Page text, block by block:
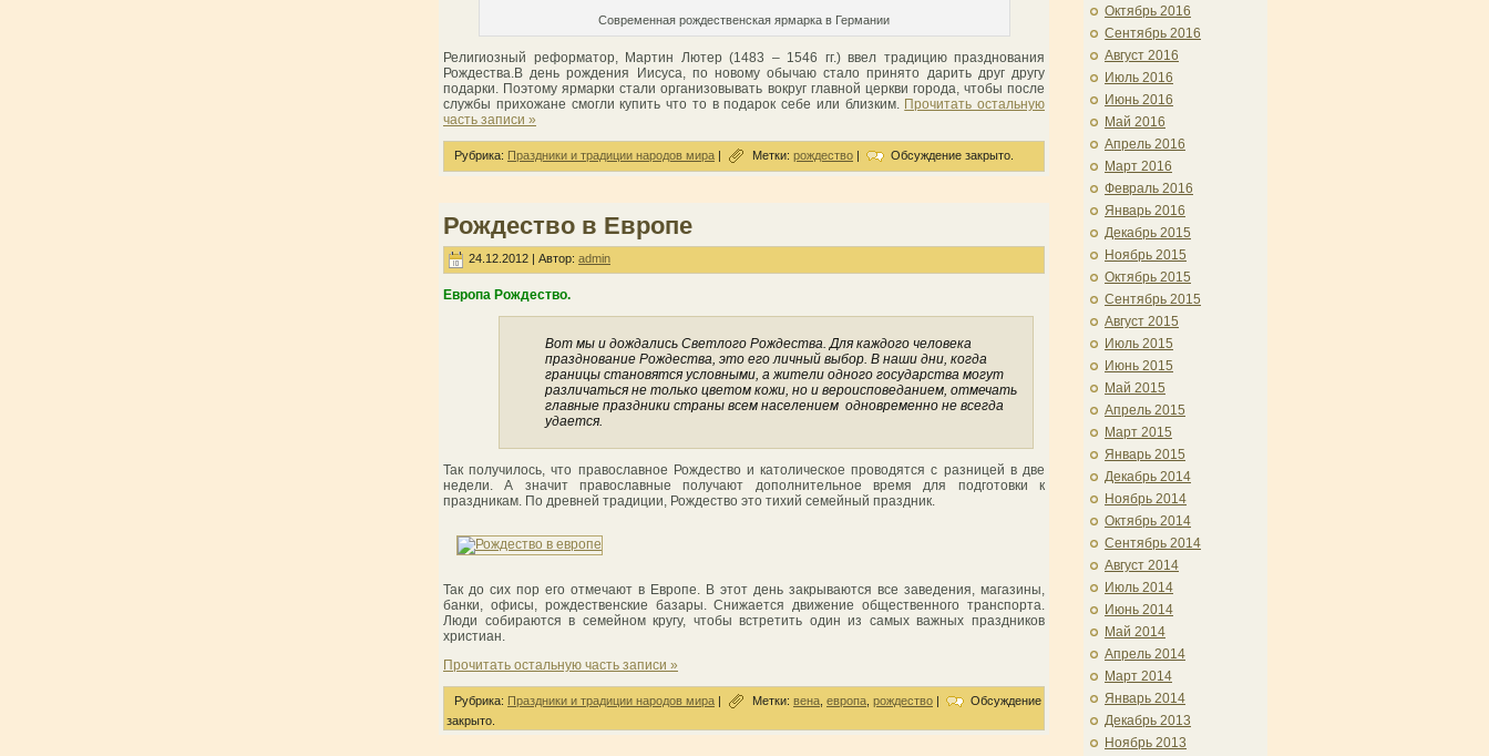
Современная рождественская ярмарка в Германии
Религиозный реформатор, Мартин Лютер (1483 – 1546 гг.) ввел традицию празднования
Рождества.В день рождения Иисуса, по новому обычаю стало принято дарить друг другу
подарки. Поэтому ярмарки стали организовывать вокруг главной церкви города, чтобы после
службы прихожане смогли купить что то в подарок себе или близким. Прочитать остальную
часть записи »
Рубрика: Праздники и традиции народов мира | Метки: рождество | Обсуждение закрыто.
Рождество в Европе
24.12.2012 | Автор: admin
Европа Рождество.
Вот мы и дождались Светлого Рождества. Для каждого человека
празднование Рождества, это его личный выбор. В наши дни, когда
границы становятся условными, а жители одного государства могут
различаться не только цветом кожи, но и вероисповеданием, отмечать
главные праздники страны всем населением одновременно не всегда
удается.
Так получилось, что православное Рождество и католическое проводятся с разницей в две
недели. А значит православные получают дополнительное время для подготовки к
праздникам. По древней традиции, Рождество это тихий семейный праздник.
Так до сих пор его отмечают в Европе. В этот день закрываются все заведения, магазины,
банки, офисы, рождественские базары. Снижается движение общественного транспорта.
Люди собираются в семейном кругу, чтобы встретить один из самых важных праздников
христиан.
Прочитать остальную часть записи »
Рубрика: Праздники и традиции народов мира | Метки: вена европа рождество |
Обсуждение
закрыто.
Октябрь 2016
Сентябрь 2016
Август 2016
Июль 2016
Июнь 2016
Май 2016
Апрель 2016
Март 2016
Февраль 2016
Январь 2016
Декабрь 2015
Ноябрь 2015
Октябрь 2015
Сентябрь 2015
Август 2015
Июль 2015
Июнь 2015
Май 2015
Апрель 2015
Март 2015
Январь 2015
Декабрь 2014
Ноябрь 2014
Октябрь 2014
Сентябрь 2014
Август 2014
Июль 2014
Июнь 2014
Май 2014
Апрель 2014
Март 2014
Январь 2014
Декабрь 2013
Ноябрь 2013